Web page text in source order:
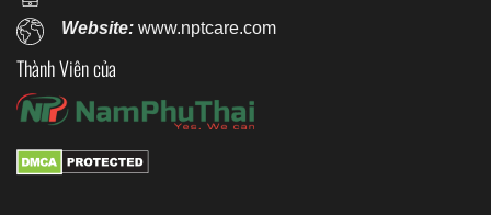
Website:www.nptcare.com
Thành Viên của